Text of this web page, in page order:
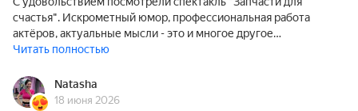
счастья". Искрометный юмор, профессиональная работа
актёров, актуальные мысли - это и многое другое…
Читать полностью
Natasha
18 июня 2026